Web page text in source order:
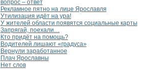
вопрос – ответ
Рекламное пятно на лице Ярославля
Утилизация идёт на ура!
У жителей области появятся социальные карты
Запрягай, поехали…
Кто придёт на помощь?
Водителей лишают «градуса»
Вернули заработанное
Плач Ярославны
Нет слов